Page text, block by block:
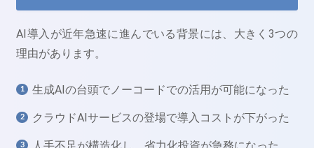
AI導入が近年急速に進んでいる背景には、大きく3つの
理由があります。
生成AIの台頭でノーコードでの活用が可能になった
クラウドAIサービスの登場で導入コストが下がった
人手不足が構造化し、省力化投資が急務になった